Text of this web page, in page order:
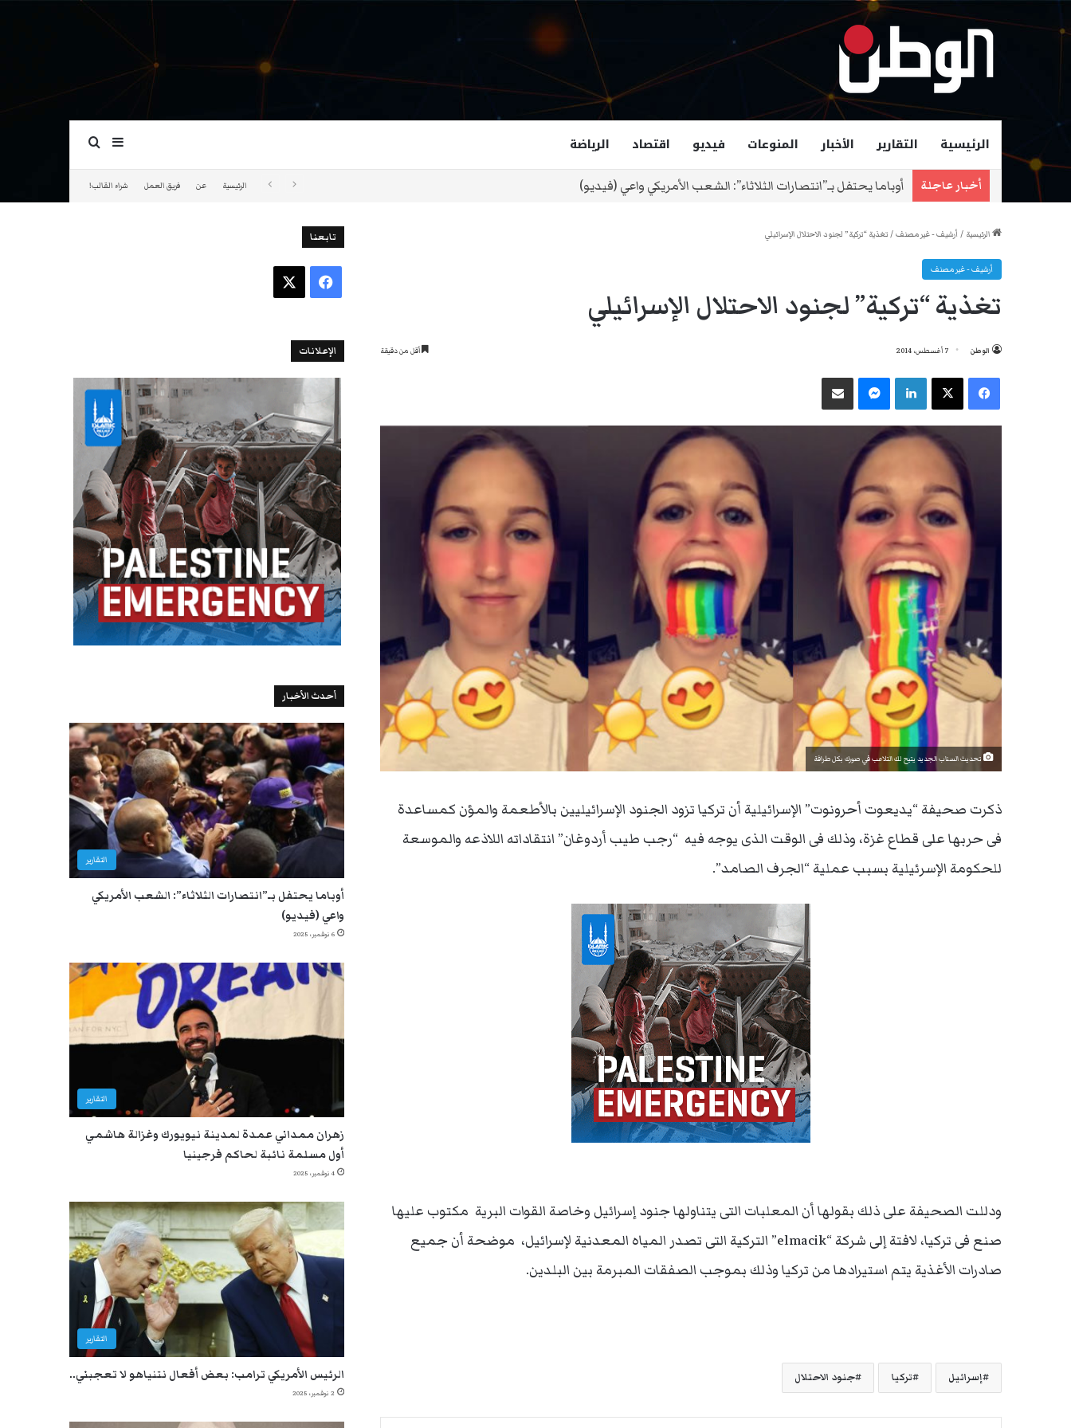
الرئيسية التقارير الأخبار المنوعات فيديو اقتصاد الرياضة إضافة عمود جانبي
بحث عن
أخبار عاجلة زهران ممداني عمدة لمدينة نيويورك وغزالة هاشمي أول مسلمة نائبة لحاكم فرجينيا الرئيسية عن فريق العمل شراء القالب!
الرئيسية / أرشيف - غير مصنف/تغذية “تركية” لجنود الاحتلال الإسرائيلي
أرشيف - غير مصنف
تغذية “تركية” لجنود الاحتلال الإسرائيلي
الوطن 7 أغسطس، 2014 أقل من دقيقة
فيسبوك ‫X لينكدإن ماسنجر مشاركة عبر البريد
تحديث السناب الجديد يتيح لك التلاعب في صورك بكل طرافة
ذكرت صحيفة “يديعوت أحرونوت” الإسرائيلية أن تركيا تزود الجنود الإسرائيليين بالأطعمة والمؤن كمساعدة
فى حربها على قطاع غزة، وذلك فى الوقت الذى يوجه فيه “رجب طيب أردوغان” انتقاداته اللاذعه والموسعة
للحكومة الإسرئيلية بسبب عملية “الجرف الصامد”.
ودللت الصحيفة على ذلك بقولها أن المعلبات التى يتناولها جنود إسرائيل وخاصة القوات البرية مكتوب عليها
صنع فى تركيا، لافتة إلى شركة “elmacik” التركية التى تصدر المياه المعدنية لإسرائيل، موضحة أن جميع
صادرات الأغذية يتم استيرادها من تركيا وذلك بموجب الصفقات المبرمة بين البلدين.
إسرائيل تركيا جنود الاحتلال
تابعنا
فيسبوك
الإعلانات
أحدث الأخبار
التقارير
أوباما يحتفل بـ”انتصارات الثلاثاء”: الشعب الأمريكي
واعي (فيديو)
6 نوفمبر، 2025
التقارير
زهران ممداني عمدة لمدينة نيويورك وغزالة هاشمي
أول مسلمة نائبة لحاكم فرجينيا
4 نوفمبر، 2025
التقارير
الرئيس الأمريكي ترامب: بعض أفعال نتنياهو لا تعجبني..
2 نوفمبر، 2025